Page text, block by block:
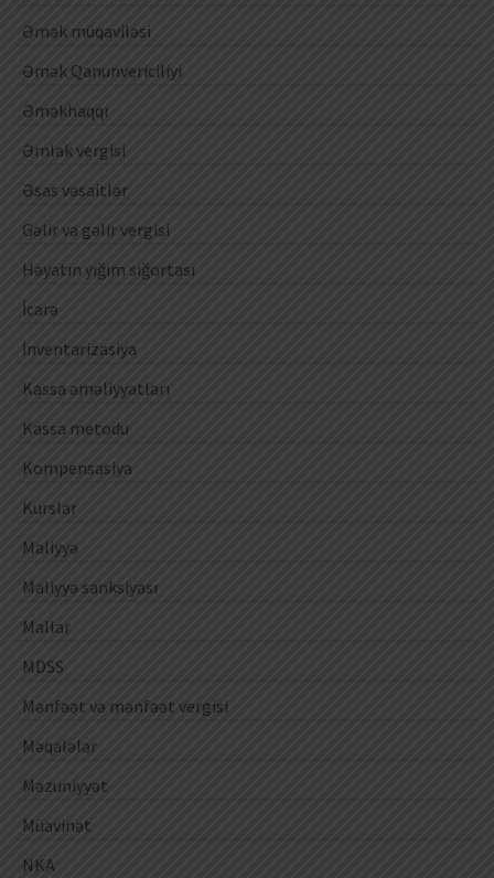
Əmək müqaviləsi
Əmək Qanunvericiliyi
Əməkhaqqı
Əmlak vergisi
Əsas vəsaitlər
Gəlir və gəlir vergisi
Həyatın yığım sığortası
İcarə
İnventarizasiya
Kassa əməliyyatları
Kassa metodu
Kompensasiya
Kurslar
Maliyyə
Maliyyə sanksiyası
Mallar
MDSS
Mənfəət və mənfəət vergisi
Məqalələr
Məzuniyyət
Müavinət
NKA